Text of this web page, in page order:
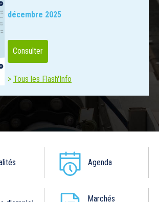
décembre 2025
Consulter
Tous les Flash'Info
Agenda
Marchés